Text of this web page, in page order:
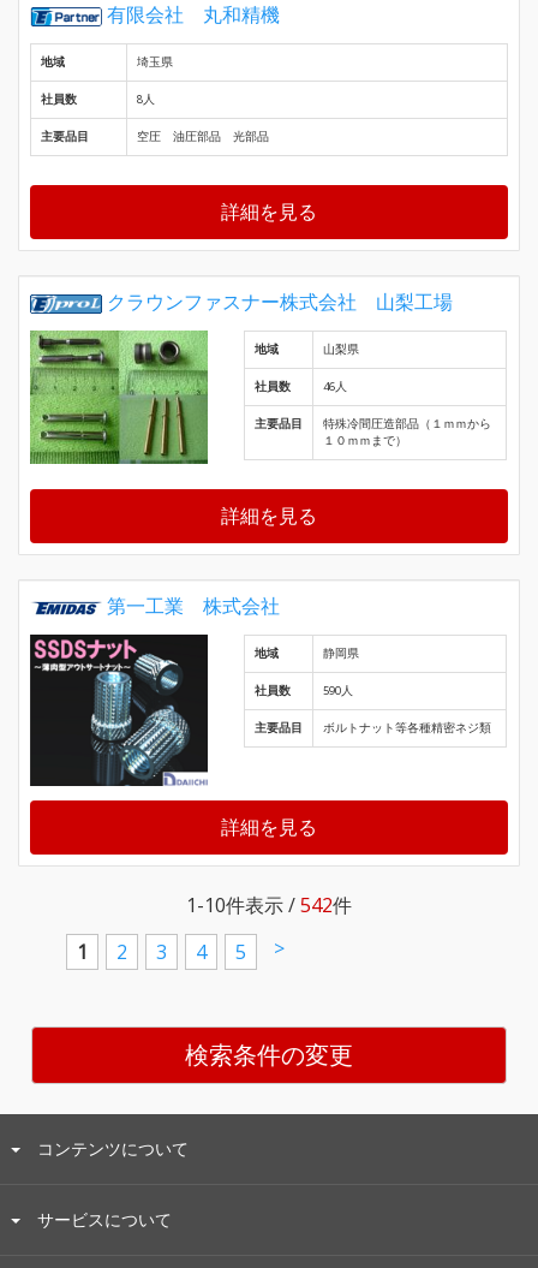
有限会社 丸和精機
地域 埼玉県
社員数 8人
主要品目 空圧 油圧部品 光部品
詳細を見る
クラウンファスナー株式会社 山梨工場
地域 山梨県
社員数 46人
主要品目
特殊冷間圧造部品（１ｍｍから
１０ｍｍまで）
詳細を見る
第一工業 株式会社
地域 静岡県
社員数 590人
主要品目 ボルトナット等各種精密ネジ類
詳細を見る
1-10件表示 /542件
1
2 3 4 5 >
検索条件の変更
コンテンツについて
サービスについて